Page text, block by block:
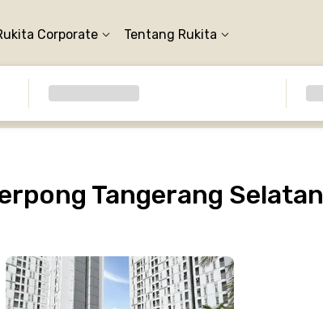
Corporate Tentang Rukita
Tangerang Selatan